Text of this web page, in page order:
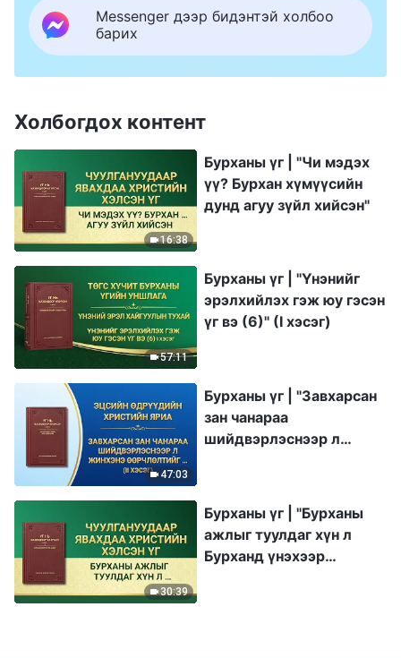
Messenger дээр бидэнтэй холбоо
барих
Холбогдох контент
16:38
Бурханы үг | "Чи мэдэх
үү? Бурхан хүмүүсийн
дунд агуу зүйл хийсэн"
57:11
Бурханы үг | "Үнэнийг
эрэлхийлэх гэж юу гэсэн
үг вэ (6)" (I хэсэг)
47:03
Бурханы үг | "Завхарсан
зан чанараа
шийдвэрлэснээр л
хэсэг)
30:39
Бурханы үг | "Бурханы
ажлыг туулдаг хүн л
Бурханд үнэхээр